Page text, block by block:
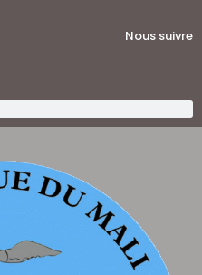
Nous suivre